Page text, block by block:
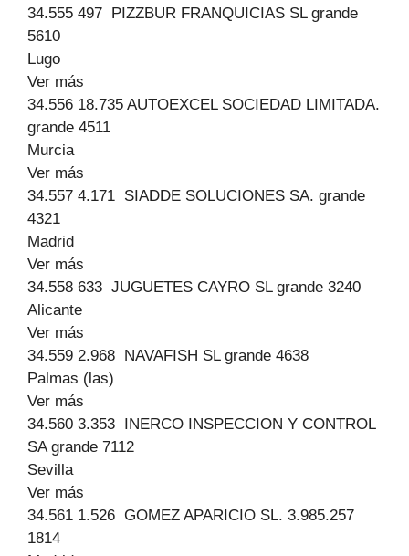
34.555 497 PIZZBUR FRANQUICIAS SL grande
5610
Lugo
Ver más
34.556 18.735 AUTOEXCEL SOCIEDAD LIMITADA.
grande 4511
Murcia
Ver más
34.557 4.171 SIADDE SOLUCIONES SA. grande
4321
Madrid
Ver más
34.558 633 JUGUETES CAYRO SL grande 3240
Alicante
Ver más
34.559 2.968 NAVAFISH SL grande 4638
Palmas (las)
Ver más
34.560 3.353 INERCO INSPECCION Y CONTROL
SA grande 7112
Sevilla
Ver más
34.561 1.526 GOMEZ APARICIO SL. 3.985.257
1814